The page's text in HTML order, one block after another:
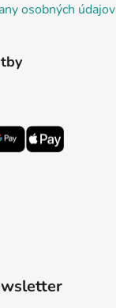
osobných údajov